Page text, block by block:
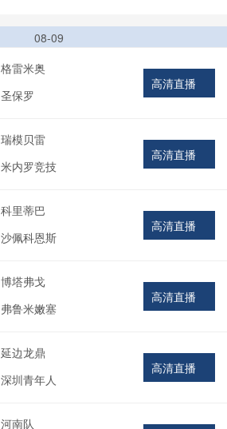
08-09
格雷米奥
圣保罗
高清直播
瑞模贝雷
米内罗竞技
高清直播
科里蒂巴
沙佩科恩斯
高清直播
博塔弗戈
弗鲁米嫩塞
高清直播
延边龙鼎
深圳青年人
高清直播
河南队